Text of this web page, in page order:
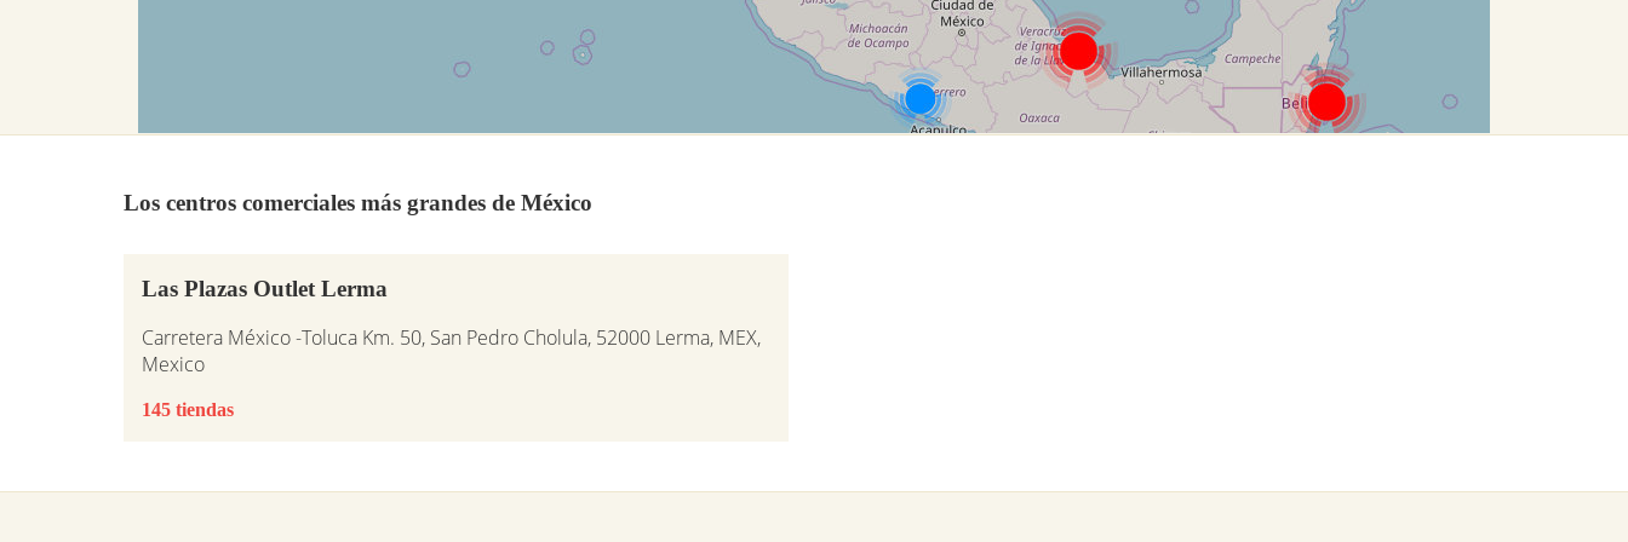
Los centros comerciales más grandes de México
Las Plazas Outlet Lerma
Carretera México -Toluca Km. 50, San Pedro Cholula, 52000 Lerma, MEX,
Mexico
145 tiendas